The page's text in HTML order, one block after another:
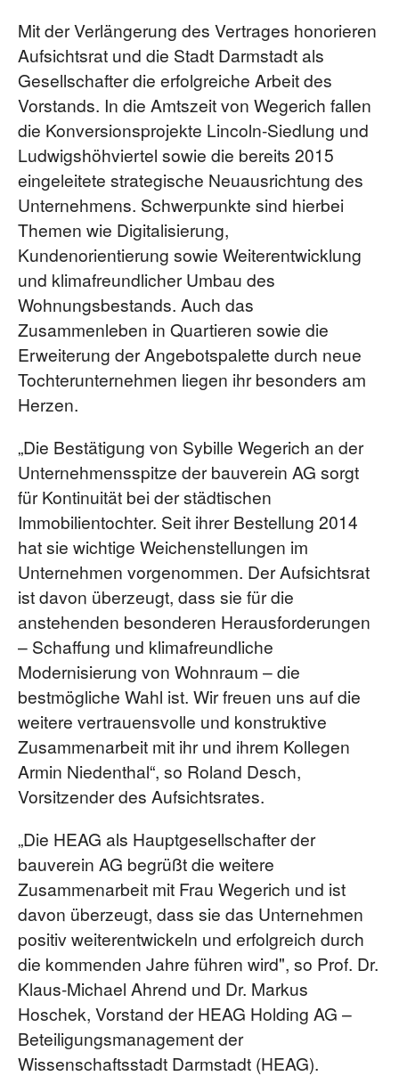
Mit der Verlängerung des Vertrages honorieren
Aufsichtsrat und die Stadt Darmstadt als
Gesellschafter die erfolgreiche Arbeit des
Vorstands. In die Amtszeit von Wegerich fallen
die Konversionsprojekte Lincoln-Siedlung und
Ludwigshöhviertel sowie die bereits 2015
eingeleitete strategische Neuausrichtung des
Unternehmens. Schwerpunkte sind hierbei
Themen wie Digitalisierung,
Kundenorientierung sowie Weiterentwicklung
und klimafreundlicher Umbau des
Wohnungsbestands. Auch das
Zusammenleben in Quartieren sowie die
Erweiterung der Angebotspalette durch neue
Tochterunternehmen liegen ihr besonders am
Herzen.
„Die Bestätigung von Sybille Wegerich an der
Unternehmensspitze der bauverein AG sorgt
für Kontinuität bei der städtischen
Immobilientochter. Seit ihrer Bestellung 2014
hat sie wichtige Weichenstellungen im
Unternehmen vorgenommen. Der Aufsichtsrat
ist davon überzeugt, dass sie für die
anstehenden besonderen Herausforderungen
– Schaffung und klimafreundliche
Modernisierung von Wohnraum – die
bestmögliche Wahl ist. Wir freuen uns auf die
weitere vertrauensvolle und konstruktive
Zusammenarbeit mit ihr und ihrem Kollegen
Armin Niedenthal“, so Roland Desch,
Vorsitzender des Aufsichtsrates.
„Die HEAG als Hauptgesellschafter der
bauverein AG begrüßt die weitere
Zusammenarbeit mit Frau Wegerich und ist
davon überzeugt, dass sie das Unternehmen
positiv weiterentwickeln und erfolgreich durch
die kommenden Jahre führen wird", so Prof. Dr.
Klaus-Michael Ahrend und Dr. Markus
Hoschek, Vorstand der HEAG Holding AG –
Beteiligungsmanagement der
Wissenschaftsstadt Darmstadt (HEAG).